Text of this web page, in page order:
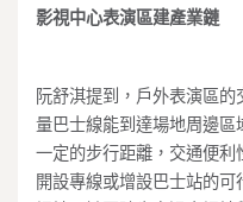
影視中心表演區建產業鏈
阮舒淇提到，戶外表演區
量巴士線能到達場地周邊
一定的步行距離，交通便利
開設專線或增設巴士站的